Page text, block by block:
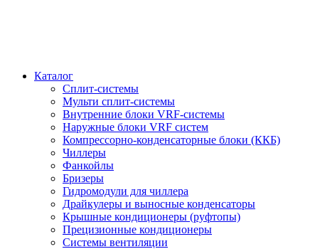
Каталог
Сплит-системы
Мульти сплит-системы
Внутренние блоки VRF-cистемы
Наружные блоки VRF cистем
Компрессорно-конденсаторные блоки (ККБ)
Чиллеры
Фанкойлы
Бризеры
Гидромодули для чиллера
Драйкулеры и выносные конденсаторы
Крышные кондиционеры (руфтопы)
Прецизионные кондиционеры
Системы вентиляции